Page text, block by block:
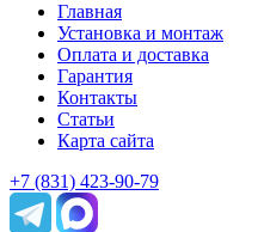
Главная
Установка и монтаж
Оплата и доставка
Гарантия
Контакты
Статьи
Карта сайта
+7 (831) 423-90-79